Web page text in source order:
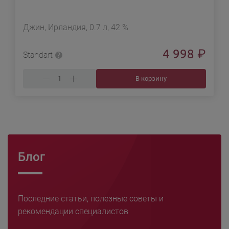
Джин, Ирландия, 0.7 л, 42 %
Standart 4 998 ₽
В корзину
Блог
Последние статьи, полезные советы и
рекомендации специалистов